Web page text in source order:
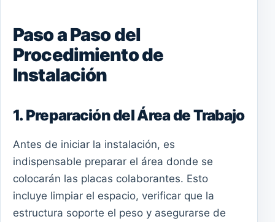
Paso a Paso del
Procedimiento de
Instalación
1. Preparación del Área de Trabajo
Antes de iniciar la instalación, es
indispensable preparar el área donde se
colocarán las placas colaborantes. Esto
incluye limpiar el espacio, verificar que la
estructura soporte el peso y asegurarse de